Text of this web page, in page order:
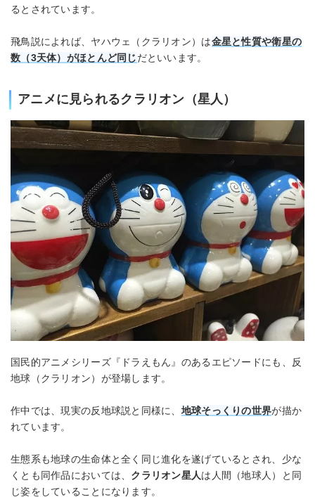
るとされています。
飛鳥説によれば、ヤハウェ（クラリオン）は金星と性質や衛星の
数（3天体）がほとんど同じだといいます。
アニメに見られるクラリオン（星人）
国民的アニメシリーズ『ドラえもん』のあるエピソードにも、反
地球（クラリオン）が登場します。
作中では、現実の反地球説と同様に、 地球そっくりの世界が描か
れています。
生態系も地球の生命体と全く同じ進化を遂げているとされ、少な
くとも同作品においては、 クラリオン星人は人間（地球人）と同
じ姿をしていることになります。